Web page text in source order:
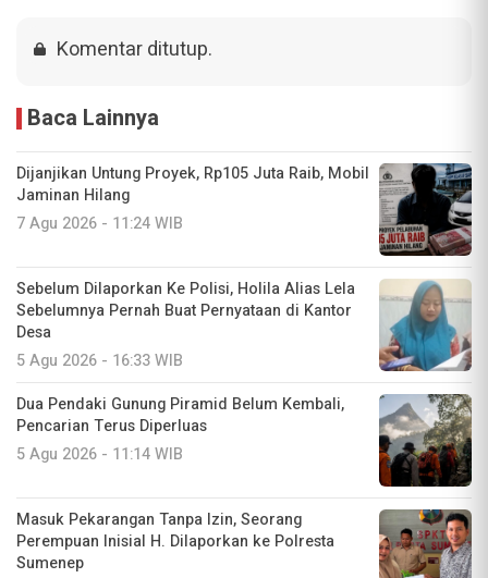
Komentar ditutup.
Baca Lainnya
Dijanjikan Untung Proyek, Rp105 Juta Raib, Mobil
Jaminan Hilang
7 Agu 2026 - 11:24 WIB
Sebelum Dilaporkan Ke Polisi, Holila Alias Lela
Sebelumnya Pernah Buat Pernyataan di Kantor
Desa
5 Agu 2026 - 16:33 WIB
Dua Pendaki Gunung Piramid Belum Kembali,
Pencarian Terus Diperluas
5 Agu 2026 - 11:14 WIB
Masuk Pekarangan Tanpa Izin, Seorang
Perempuan Inisial H. Dilaporkan ke Polresta
Sumenep